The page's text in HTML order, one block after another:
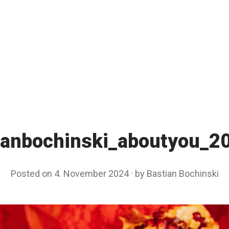
Posted on 4. November 2024 by Bastian Bochinski